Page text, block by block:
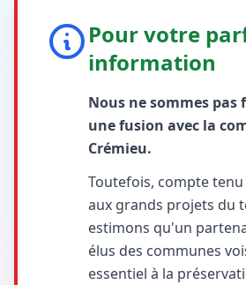
Pour votre
information
Nous ne sommes pas
une fusion avec la
Crémieu.
Toutefois, compte tenu
aux grands projets du
estimons qu'un
élus des communes
essentiel à la